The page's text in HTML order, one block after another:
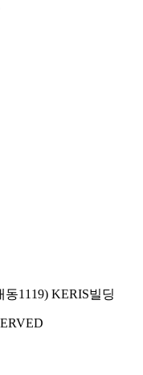
1119) KERIS빌딩